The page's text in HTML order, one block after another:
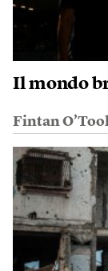
Il mondo
Fintan